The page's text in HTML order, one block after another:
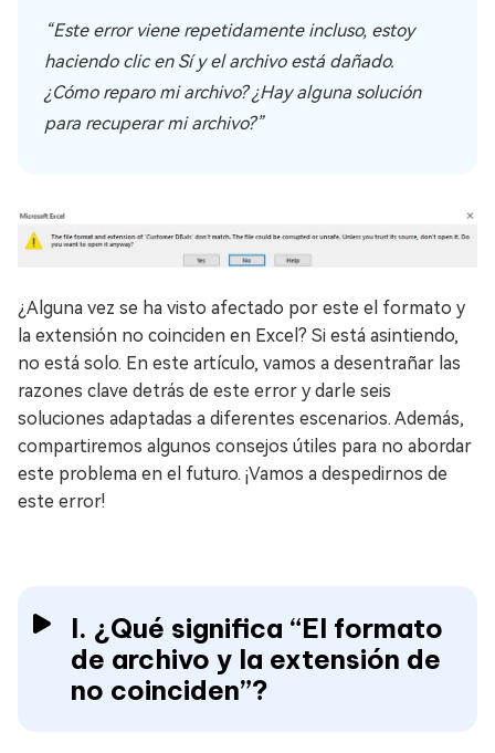
“Este error viene repetidamente incluso, estoy
haciendo clic en Sí y el archivo está dañado.
¿Cómo reparo mi archivo? ¿Hay alguna solución
para recuperar mi archivo?”
¿Alguna vez se ha visto afectado por este el formato y
la extensión no coinciden en Excel? Si está asintiendo,
no está solo. En este artículo, vamos a desentrañar las
razones clave detrás de este error y darle seis
soluciones adaptadas a diferentes escenarios. Además,
compartiremos algunos consejos útiles para no abordar
este problema en el futuro. ¡Vamos a despedirnos de
este error!
I. ¿Qué significa “El formato
de archivo y la extensión de
no coinciden”?